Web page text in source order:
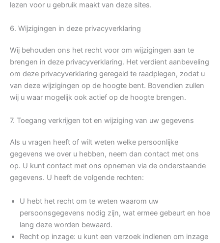
lezen voor u gebruik maakt van deze sites.
6. Wijzigingen in deze privacyverklaring
Wij behouden ons het recht voor om wijzigingen aan te
brengen in deze privacyverklaring. Het verdient aanbeveling
om deze privacyverklaring geregeld te raadplegen, zodat u
van deze wijzigingen op de hoogte bent. Bovendien zullen
wij u waar mogelijk ook actief op de hoogte brengen.
7. Toegang verkrijgen tot en wijziging van uw gegevens
Als u vragen heeft of wilt weten welke persoonlijke
gegevens we over u hebben, neem dan contact met ons
op. U kunt contact met ons opnemen via de onderstaande
gegevens. U heeft de volgende rechten:
U hebt het recht om te weten waarom uw
persoonsgegevens nodig zijn, wat ermee gebeurt en hoe
lang deze worden bewaard.
Recht op inzage: u kunt een verzoek indienen om inzage